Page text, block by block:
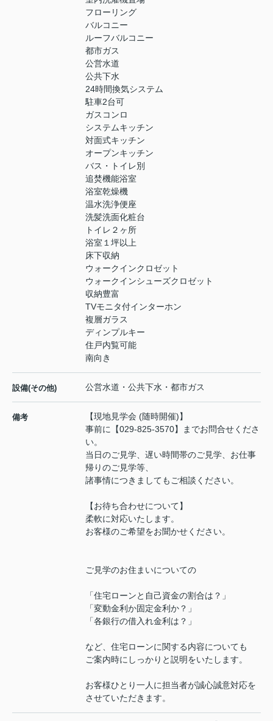
フローリング
バルコニー
ルーフバルコニー
都市ガス
公営水道
公共下水
24時間換気システム
駐車2台可
ガスコンロ
システムキッチン
対面式キッチン
オープンキッチン
バス・トイレ別
追焚機能浴室
浴室乾燥機
温水洗浄便座
洗髪洗面化粧台
トイレ２ヶ所
浴室１坪以上
床下収納
ウォークインクロゼット
ウォークインシューズクロゼット
収納豊富
TVモニタ付インターホン
複層ガラス
ディンプルキー
住戸内覧可能
南向き
設備(その他) 公営水道・公共下水・都市ガス
備考
【現地見学会 (随時開催)】
事前に【029-825-3570】までお問合せくださ
い。
当日のご見学、遅い時間帯のご見学、お仕事
帰りのご見学等、
諸事情につきましてもご相談ください。
【お待ち合わせについて】
柔軟に対応いたします。
お客様のご希望をお聞かせください。
ご見学のお住まいについての
「住宅ローンと自己資金の割合は？」
「変動金利か固定金利か？」
「各銀行の借入れ金利は？」
など、住宅ローンに関する内容についても
ご案内時にしっかりと説明をいたします。
お客様ひとり一人に担当者が誠心誠意対応を
させていただきます。